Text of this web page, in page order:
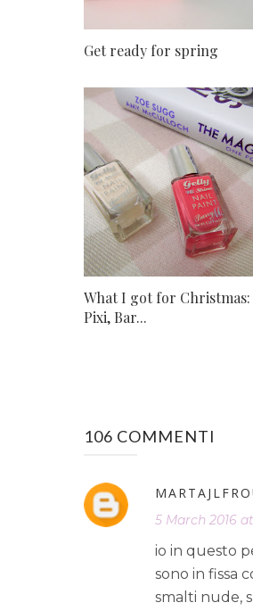
Get ready for spring
What I got for Christmas:
Pixi, Bar...
106 COMMENTI
5 March 2016
io in questo
sono in fissa
smalti nude,